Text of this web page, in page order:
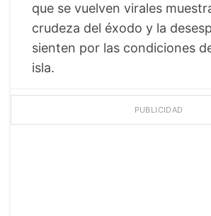
que se vuelven virales
crudeza del éxodo y la
sienten por las condiciones
isla.
PUBLICIDAD